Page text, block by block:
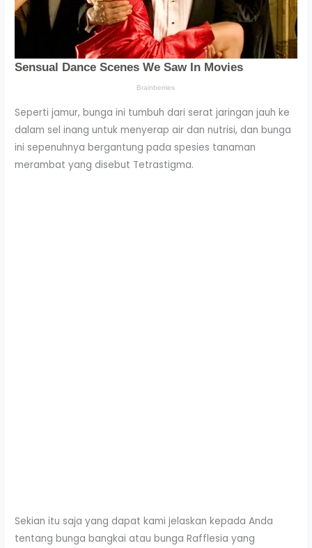
Seperti jamur, bunga ini tumbuh dari serat jaringan jauh ke
dalam sel inang untuk menyerap air dan nutrisi, dan bunga
ini sepenuhnya bergantung pada spesies tanaman
merambat yang disebut Tetrastigma.
Sekian itu saja yang dapat kami jelaskan kepada Anda
tentang bunga bangkai atau bunga Rafflesia yang